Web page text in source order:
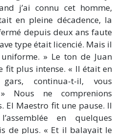
j’ai connu cet homme,
en pleine décadence, la
depuis deux ans faute
type était licencié. Mais il
» Le ton de Juan
fit plus intense. « Il était en
continua-t-il, vous
Nous ne comprenions
El Maestro fit une pause. Il
en quelques
de plus. « Et il balayait le